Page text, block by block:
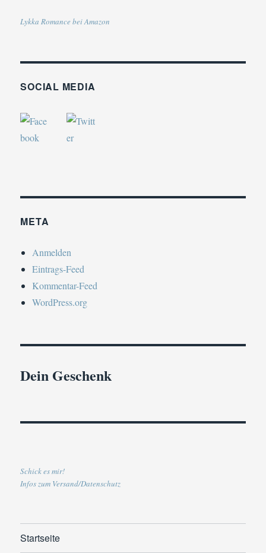
Lykka Romance bei Amazon
SOCIAL MEDIA
META
Anmelden
Eintrags-Feed
Kommentar-Feed
WordPress.org
Dein Geschenk
Schick es mir!
Infos zum Versand/Datenschutz
Startseite